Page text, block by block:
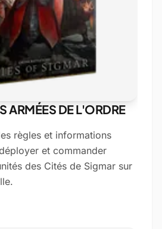
ARMÉES DE L'ORDRE
règles et informations
et commander
des Cités de Sigmar sur